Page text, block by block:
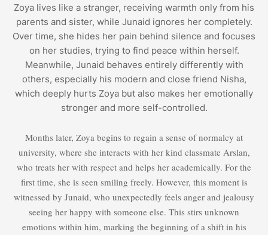
Zoya lives like a stranger, receiving warmth only from his
parents and sister, while Junaid ignores her completely.
Over time, she hides her pain behind silence and focuses
on her studies, trying to find peace within herself.
Meanwhile, Junaid behaves entirely differently with
others, especially his modern and close friend Nisha,
which deeply hurts Zoya but also makes her emotionally
stronger and more self-controlled.
Months later, Zoya begins to regain a sense of normalcy at
university, where she interacts with her kind classmate Arslan,
who treats her with respect and helps her academically. For the
first time, she is seen smiling freely. However, this moment is
witnessed by Junaid, who unexpectedly feels anger and jealousy
seeing her happy with someone else. This stirs unknown
emotions within him, marking the beginning of a shift in his